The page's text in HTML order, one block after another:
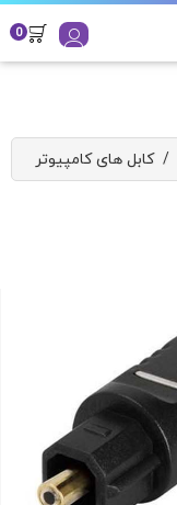
0
/کابل های کامپیوتر